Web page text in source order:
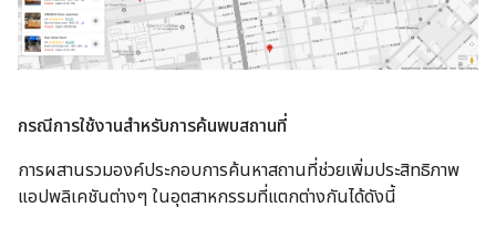
กรณีการใช้งานสำหรับการค้นพบสถานที่
การผสานรวมองค์ประกอบการค้นหาสถานที่ช่วยเพิ่มประสิทธิภาพ
แอปพลิเคชันต่างๆ ในอุตสาหกรรมที่แตกต่างกันได้ดังนี้